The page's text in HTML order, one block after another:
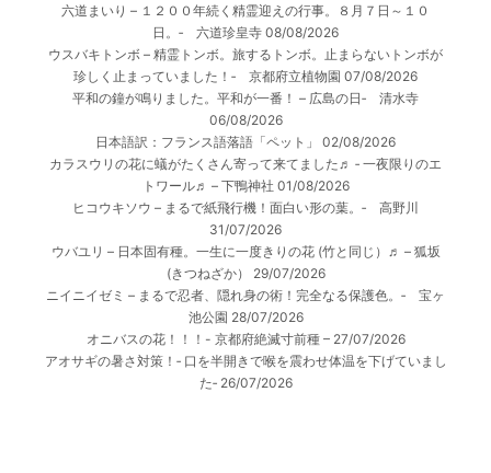
六道まいり – １２００年続く精霊迎えの行事。８月７日～１０
日。‐ 六道珍皇寺 08/08/2026
ウスバキトンボ – 精霊トンボ。旅するトンボ。止まらないトンボが
珍しく止まっていました！‐ 京都府立植物園 07/08/2026
平和の鐘が鳴りました。平和が一番！ – 広島の日‐ 清水寺
06/08/2026
日本語訳：フランス語落語「ペット」
02/08/2026
カラスウリの花に蟻がたくさん寄って来てました♬ ‐ 一夜限りのエ
トワール♬ – 下鴨神社 01/08/2026
ヒコウキソウ – まるで紙飛行機！面白い形の葉。‐ 高野川
31/07/2026
ウバユリ – 日本固有種。一生に一度きりの花 (竹と同じ）♬ – 狐坂
(きつねざか）
29/07/2026
ニイニイゼミ – まるで忍者、隠れ身の術！完全なる保護色。‐ 宝ヶ
池公園 28/07/2026
オニバスの花！！！- 京都府絶滅寸前種 – 27/07/2026
アオサギの暑さ対策！‐ 口を半開きで喉を震わせ体温を下げていまし
た‐ 26/07/2026